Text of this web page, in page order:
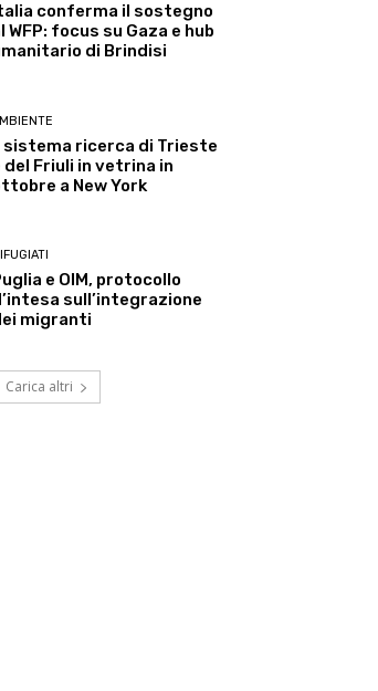
conferma il sostegno
WFP: focus su Gaza e hub
di Brindisi
sistema ricerca di Trieste
del Friuli in vetrina in
a New York
e OIM, protocollo
sull’integrazione
migranti
Carica altri